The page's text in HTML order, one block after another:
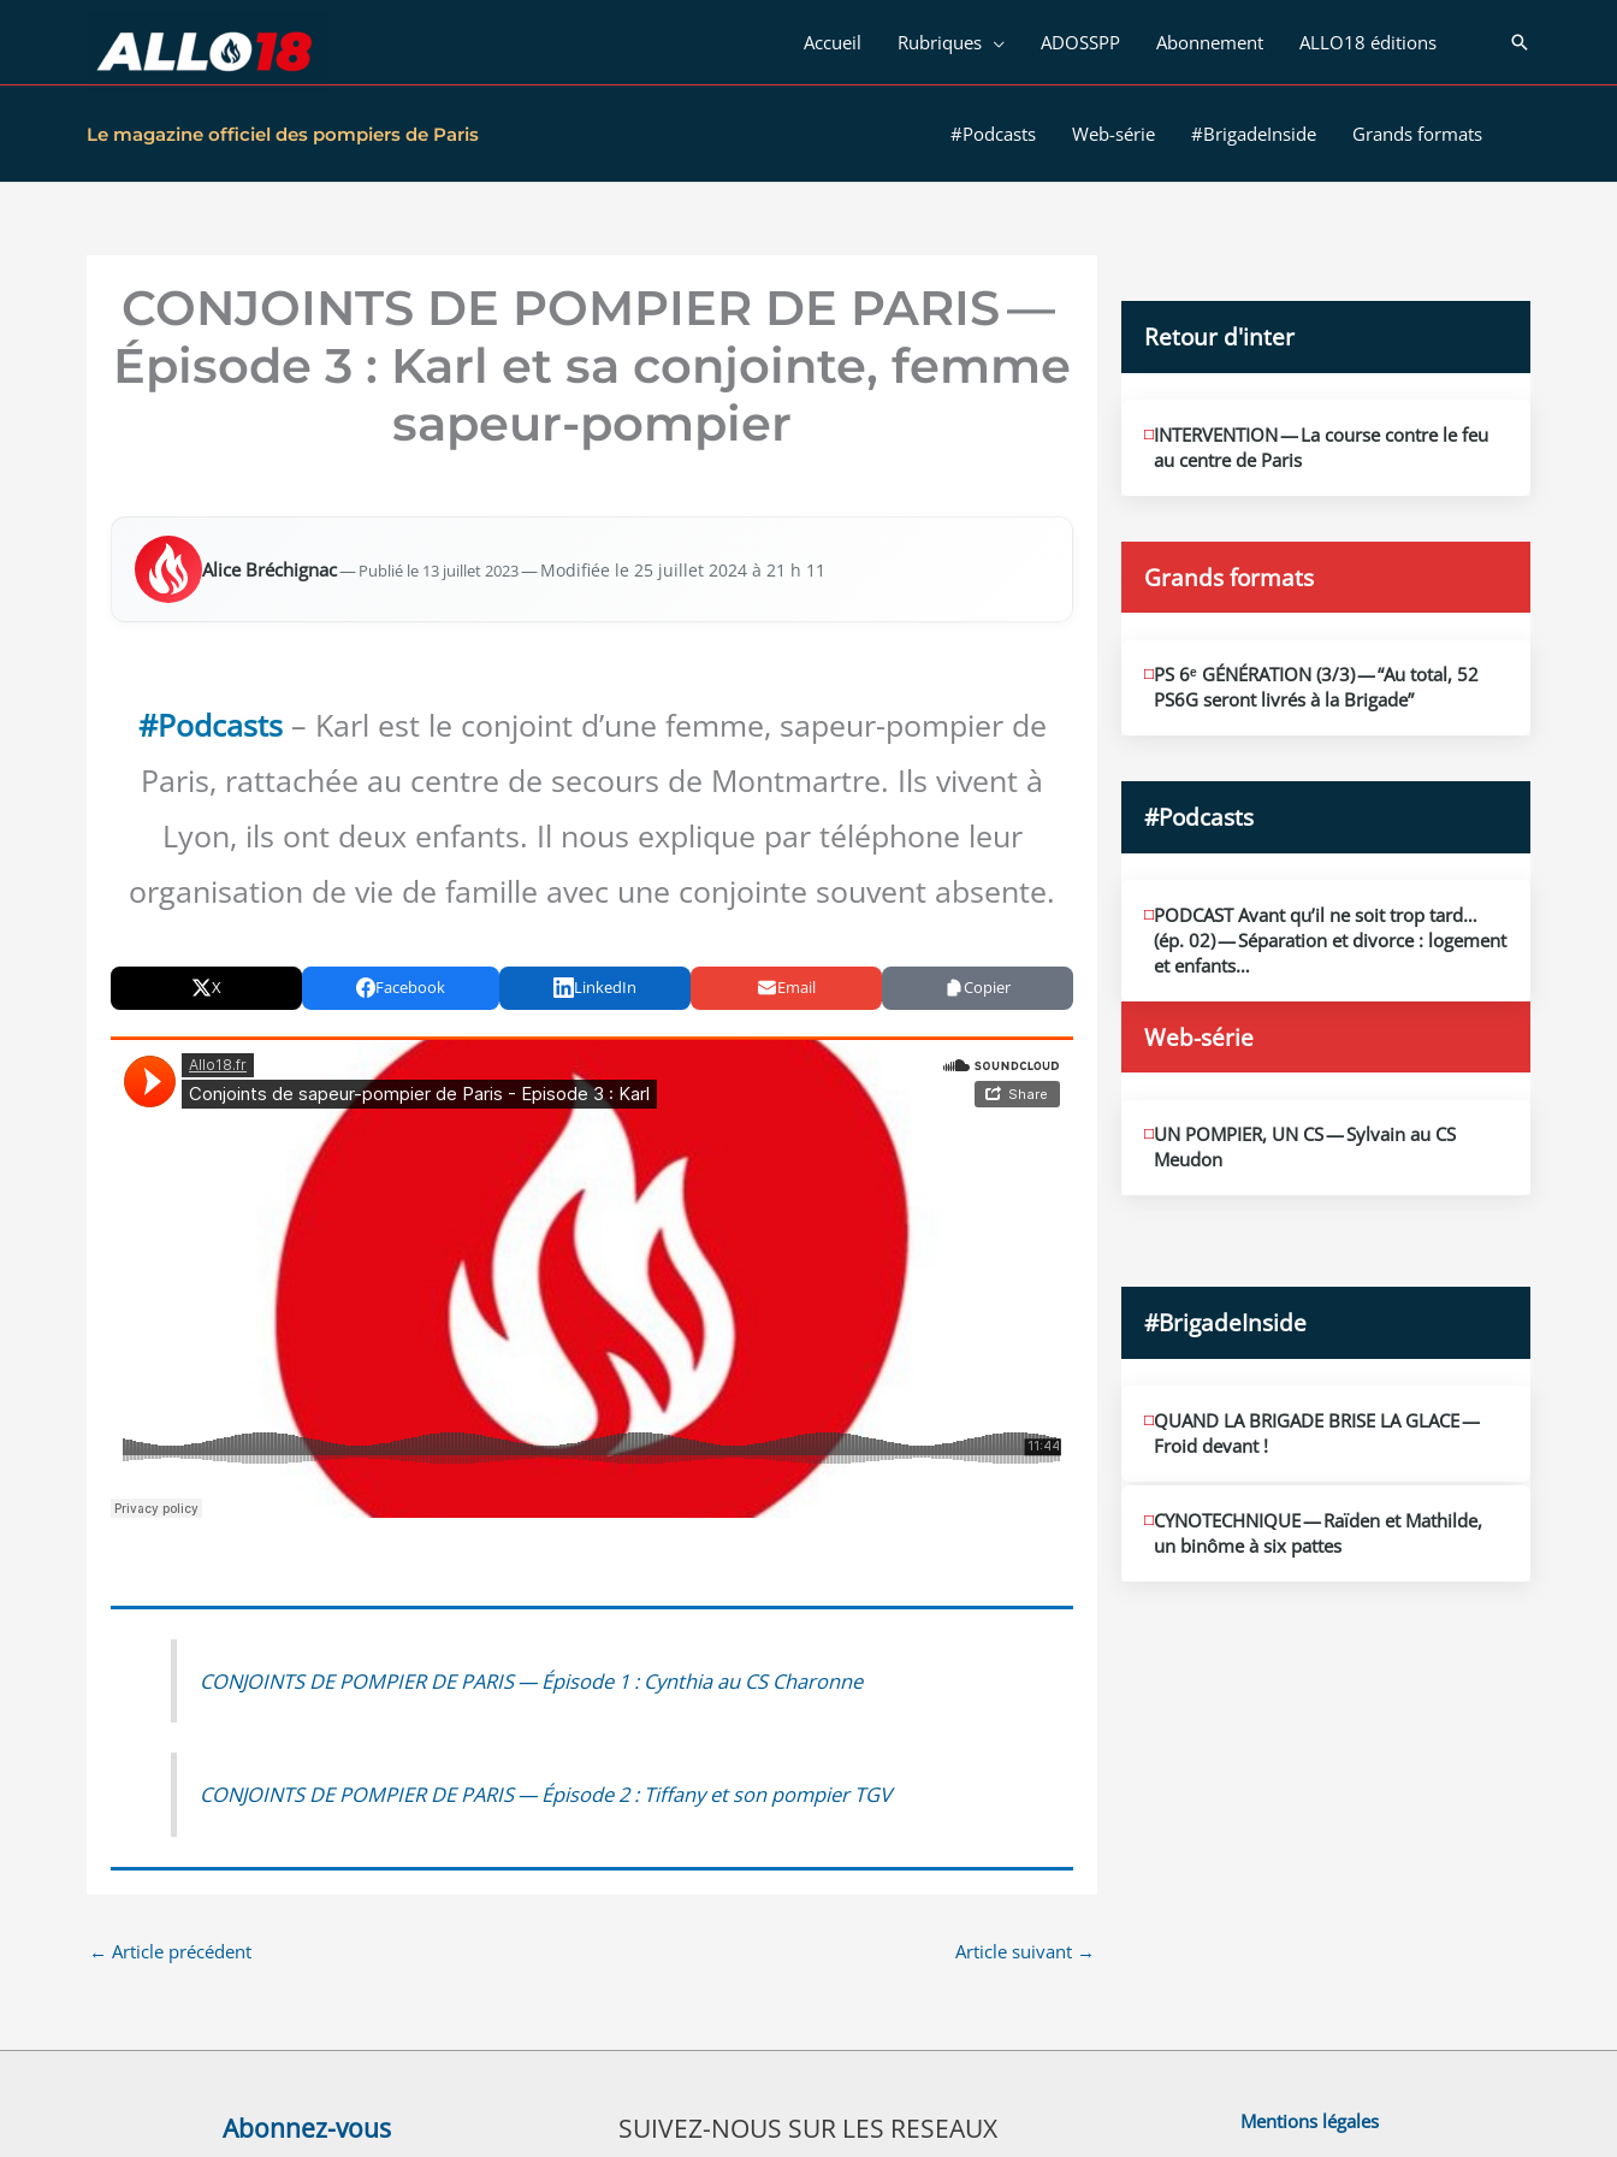
contenu
Accueil Rubriques ADOSSPP Abonnement ALLO18 éditions
Le magazine officiel des pompiers de Paris #Podcasts Web-série #BrigadeInside Grands formats
CONJOINTS DE POMPIER DE PARIS —
Épisode 3 : Karl et sa conjointe, femme
sapeur-pompier
Alice Bré­chi­gnac—Publié le 13 juillet 2023— Modi­fiée le 25 juillet 2024 à 21 h 11
#Podcasts– Karl est le conjoint d’une femme, sapeur-pompier de
Paris, rattachée au centre de secours de Montmartre. Ils vivent à
Lyon, ils ont deux enfants. Il nous explique par téléphone leur
organisation de vie de famille avec une conjointe souvent absente.
X Facebook LinkedIn Email Copier
CONJOINTS DE POMPIER DE PARIS — Épi­sode 1 : Cyn­thia au CS Charonne
CONJOINTS DE POMPIER DE PARIS — Épi­sode 2 : Tif­fa­ny et son pom­pier TGV
← Article précédent Article suivant →
Retour d'inter
JUIN
12
2026
INTERVENTION — La course contre le feu
au centre de Paris
Grands formats
JUIN
19
2026
PS 6ᵉ GÉNÉRATION (3/​3) — “Au total, 52
PS6G seront livrés à la Brigade”
#Podcasts
MAI
13
2026
PODCAST Avant qu’il ne soit trop tard…
(ép. 02) — Séparation et divorce : logement
et enfants…
Web-série
MAI
10
2026
UN POMPIER, UN CS — Sylvain au CS
Meudon
#BrigadeInside
QUAND LA BRIGADE BRISE LA GLACE —
Froid devant !
CYNOTECHNIQUE — Raïden et Mathilde,
un binôme à six pattes
Abonnez-vous
SUIVEZ-NOUS SUR LES RESEAUX
Mentions légales